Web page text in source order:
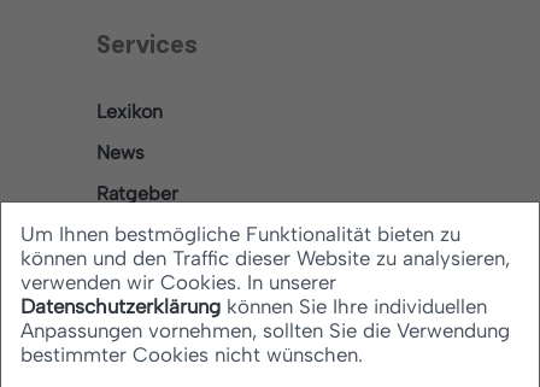
Services
Lexikon
News
Ratgeber
Rechtliches
Datenschutz
Um Ihnen bestmögliche Funktionalität bieten zu
können und den Traffic dieser Website zu analysieren,
verwenden wir Cookies. In unserer
Datenschutzerklärung können Sie Ihre individuellen
Anpassungen vornehmen, sollten Sie die Verwendung
bestimmter Cookies nicht wünschen.